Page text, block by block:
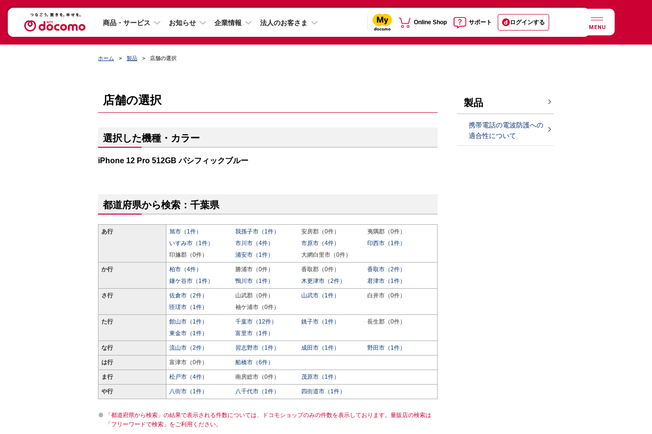
商品・サービス お知らせ 企業情報 法人のお客さま Online Shop サポート ログインする
MENU
ホーム 製品 店舗の選択
店舗の選択
選択した機種・カラー
iPhone 12 Pro 512GB パシフィックブルー
都道府県から検索：千葉県
あ行 旭市（1件） 我孫子市（1件） 安房郡（0件）
夷隅郡（0件）
いすみ市（1件）
市川市（4件） 市原市（4件）
印西市（1件）
印旛郡（0件）
浦安市（1件） 大網白里市（0件）
か行 柏市（4件） 勝浦市（0件） 香取郡（0件）
香取市（2件）
鎌ケ谷市（1件）
鴨川市（1件） 木更津市（2件） 君津市（1件）
さ行 佐倉市（2件） 山武郡（0件） 山武市（1件）
白井市（0件）
匝瑳市（1件）
袖ケ浦市（0件）
た行 館山市（1件） 千葉市（12件） 銚子市（1件）
長生郡（0件）
東金市（1件）
富里市（1件）
な行 流山市（2件） 習志野市（1件） 成田市（1件） 野田市（1件）
は行 富津市（0件） 船橋市（6件）
ま行 松戸市（4件） 南房総市（0件） 茂原市（1件）
や行 八街市（1件） 八千代市（1件） 四街道市（1件）
「都道府県から検索」の結果で表示される件数については、ドコモショップのみの件数を表示しております。量販店の検索は
「フリーワードで検索」をご利用ください。
製品
携帯電話の電波防護への
適合性について